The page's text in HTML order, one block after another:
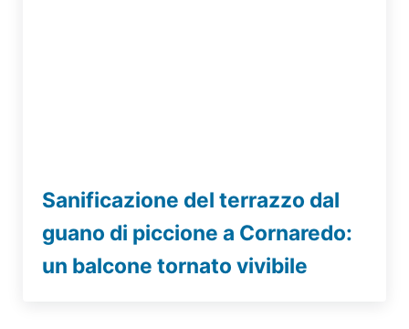
Sanificazione del terrazzo dal
guano di piccione a Cornaredo:
un balcone tornato vivibile